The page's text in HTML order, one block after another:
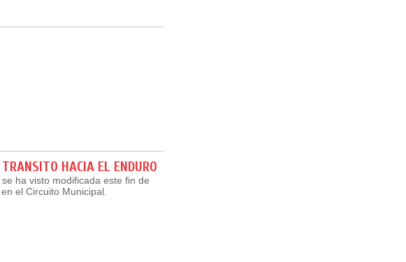
HACIA EL ENDURO
ha visto modificada este fin de
el Circuito Municipal.